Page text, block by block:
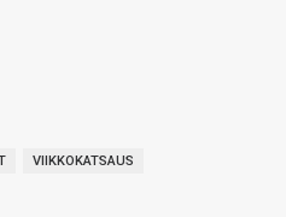
VIIKKOKATSAUS